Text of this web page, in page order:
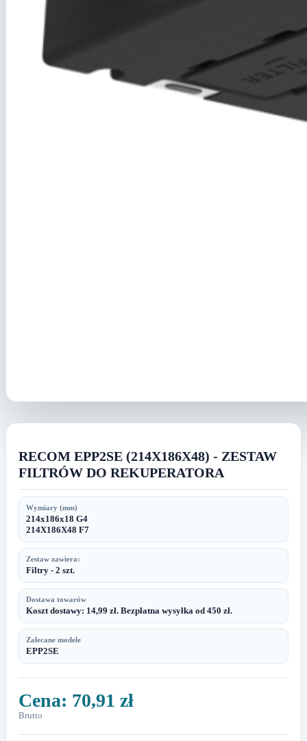
RECOM EPP2SE (214X186X48) - ZESTAW
FILTRÓW DO REKUPERATORA
Wymiary (mm)
214x186x18 G4
214X186X48 F7
Zestaw zawiera:
Filtry - 2 szt.
Dostawa towarów
Koszt dostawy: 14,99 zł. Bezpłatna wysyłka od 450 zł.
Zalecane modele
EPP2SE
Cena: 70,91 zł
Brutto